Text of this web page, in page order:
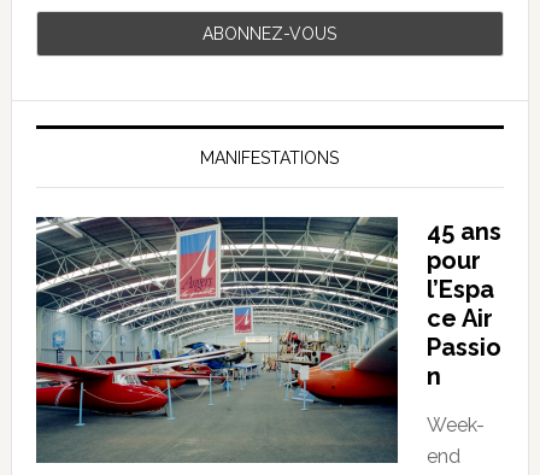
MANIFESTATIONS
45 ans
pour
l’Espa
ce Air
Passio
n
Week-
end